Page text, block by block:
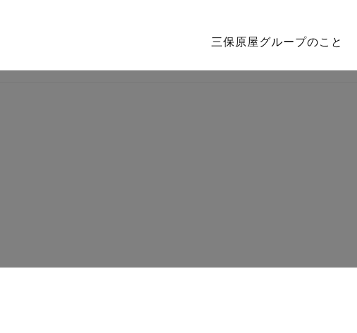
三保原屋グループのこと